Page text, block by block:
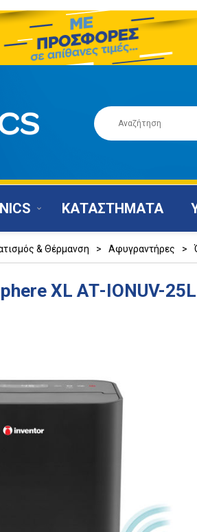
ΚΑΤΑΣΤΗΜΑΤΑ
& Θέρμανση > Αφυγραντήρες >
XL ΑΤ-IONUV-